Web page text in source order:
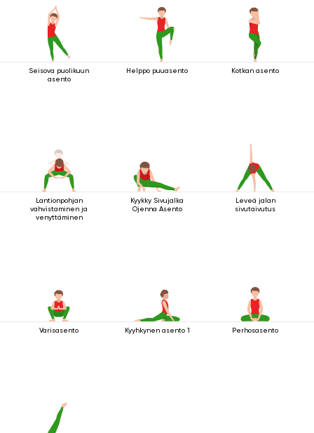
Seisova puolikuun
asento
Helppo puuasento Kotkan asento
Lantionpohjan
vahvistaminen ja
venyttäminen
Kyykky Sivujalka
Ojenna Asento
Leveä jalan
sivutaivutus
Varisasento Kyyhkynen asento 1 Perhosasento